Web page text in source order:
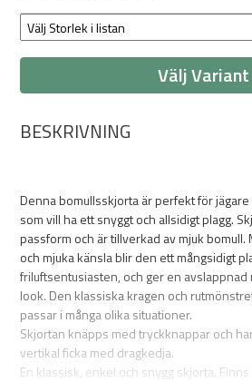
Välj Variant
BESKRIVNING
Denna bomullsskjorta är perfekt för
som vill ha ett snyggt och allsidigt plagg.
passform och är tillverkad av mjuk
och mjuka känsla blir den ett mångsidigt
friluftsentusiasten, och ger en
look. Den klassiska kragen och
passar i många olika situationer.
Skjortan knäpps med tryckknappar och
vertikal ficka med dragkedja.
En klassisk, enkel och snygg skjorta.